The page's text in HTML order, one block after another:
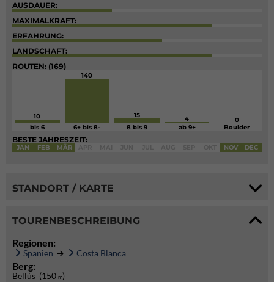
AUSDAUER:
MAXIMALKRAFT:
ERFAHRUNG:
LANDSCHAFT:
ROUTEN: (169)
10
bis 6
140
6+ bis 8-
15
8 bis 9
4
ab 9+
0
Boulder
BESTE JAHRESZEIT:
JAN FEB MÄR NOV DEC
STANDORT / KARTE
TOURENBESCHREIBUNG
Regionen:
Spanien Costa Blanca
Berg:
Bellús (150 m)